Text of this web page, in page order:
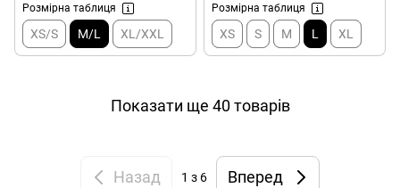
Розмірна таблиця
XS/S M/L XL/XXL
Розмірна таблиця
XS S M L XL
Показати ще 40 товарів
Назад 1 з 6 Вперед